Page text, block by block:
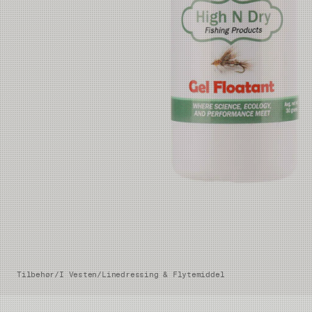
Tilbehør/I Vesten/Linedressing & Flytemiddel